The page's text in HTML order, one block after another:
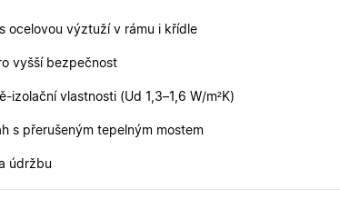
ocelovou výztuží v rámu i křídle
vyšší bezpečnost
izolační vlastnosti (Ud 1,3–1,6 W/m²K)
s přerušeným tepelným mostem
údržbu
správně používat.
Vyprší